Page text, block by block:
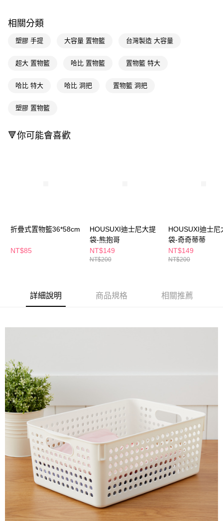
相關說明
【關於「AFTEE先享後付」】
１．簡單：不需註冊會員、不需綁卡、不需儲值。
３．安心：先確認商品／服務後，再付款。
１．於結帳方式選擇「AFTEE先享後付」後，將跳轉至「AFTEE先享後付」
３．收到繳費通知簡訊後14天內，點擊此簡訊中的連結，可透過四大超商／
１．透過由恩沛科技股份有限公司提供之「AFTEE先享後付」服務完成之交
易，需依本服務之必要範圍內提供個人資料，並將交易相關給付款項請求債
權轉讓予恩沛科技股份有限公司。
２．關於個人資料處理事宜，請瀏覽以下網址：
https://aftee.tw/terms/#terms3
４．使用「AFTEE先享後付」時，將依據個別帳號之用戶狀況，依本公司即
時審查核予不同之上限額度；若仍有額度不足之情形，本公司將視審查結果
即享券
全家取貨付款
每筆NT$65，滿NT$390(含以上)免運費
每筆NT$65，滿NT$490(含以上)免運費
每筆NT$65，滿NT$490(含以上)免運費
每筆NT$100，滿NT$790(含以上)免運費
付款後寶雅門市自取(由倉庫統一出貨)
相關分類
塑膠 手提 大容量 置物籃 台灣製造 大容量
超大 置物籃 哈比 置物籃 置物籃 特大
哈比 特大 哈比 洞把 置物籃 洞把
塑膠 置物籃
🔻你可能會喜歡
折疊式置物籃36*58cm
NT$85
HOUSUXI迪士尼大提
袋-熊抱哥
NT$149
NT$200
HOUSUXI迪士尼
袋-奇奇蒂蒂
NT$149
NT$200
詳細說明 商品規格 相關推薦